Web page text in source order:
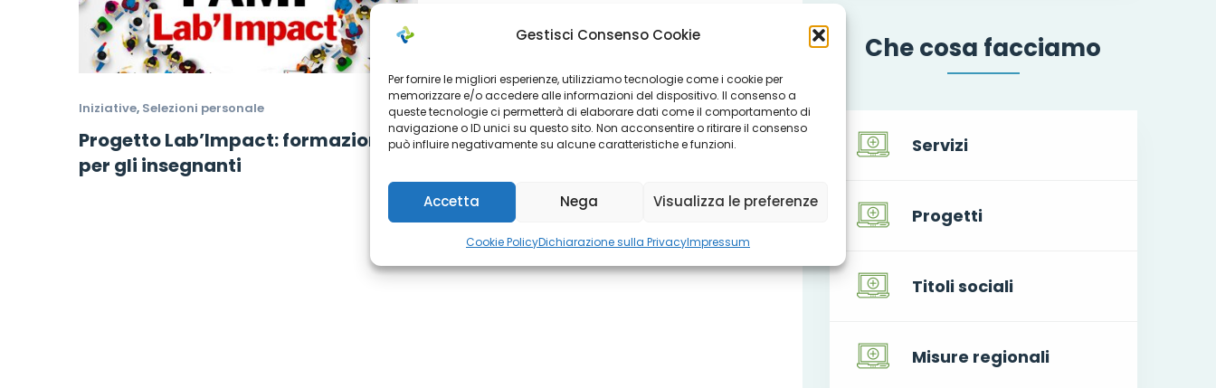
Gestisci Consenso Cookie
Per fornire le migliori esperienze, utilizziamo tecnologie come i cookie per
memorizzare e/o accedere alle informazioni del dispositivo. Il consenso a
queste tecnologie ci permetterà di elaborare dati come il comportamento di
navigazione o ID unici su questo sito. Non acconsentire o ritirare il consenso
può influire negativamente su alcune caratteristiche e funzioni.
Accetta Nega Visualizza le preferenze
Cookie PolicyDichiarazione sulla PrivacyImpressum
Iniziative, Selezioni personale
Progetto Lab’Impact: formazione
per gli insegnanti
Che cosa facciamo
Servizi
Progetti
Titoli sociali
Misure regionali